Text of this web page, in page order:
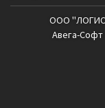
ООО
Авега-